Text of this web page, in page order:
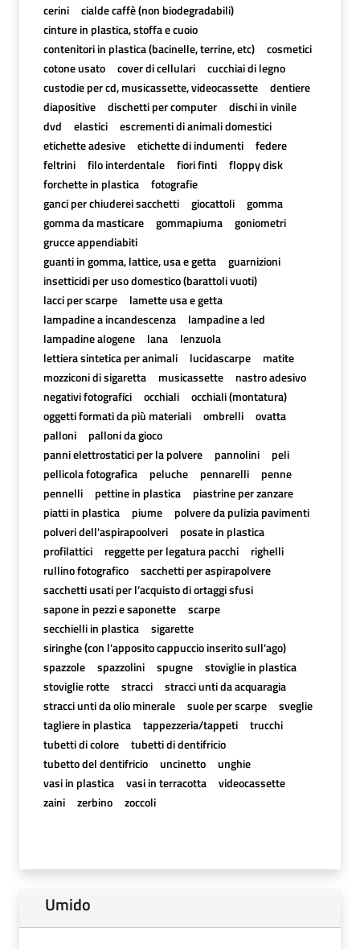
cerini
cialde caffè (non biodegradabili)
cinture in plastica, stoffa e cuoio
contenitori in plastica (bacinelle, terrine, etc)
cosmetici
cotone usato
cover di cellulari
cucchiai di legno
custodie per cd, musicassette, videocassette
dentiere
diapositive
dischetti per computer
dischi in vinile
dvd
elastici
escrementi di animali domestici
etichette adesive
etichette di indumenti
federe
feltrini
filo interdentale fiori finti
floppy disk
forchette in plastica
fotografie
ganci per chiuderei sacchetti
giocattoli
gomma
gomma da masticare
gommapiuma
goniometri
grucce appendiabiti
guanti in gomma, lattice, usa e getta
guarnizioni
insetticidi per uso domestico (barattoli vuoti)
lacci per scarpe
lamette usa e getta
lampadine a incandescenza
lampadine a led
lampadine alogene
lana
lenzuola
lettiera sintetica per animali
lucidascarpe
matite
mozziconi di sigaretta
musicassette
nastro adesivo
negativi fotografici
occhiali
occhiali (montatura)
oggetti formati da più materiali
ombrelli
ovatta
palloni
palloni da gioco
panni elettrostatici per la polvere
pannolini
peli
pellicola fotografica
peluche pennarelli
penne
pennelli
pettine in plastica
piastrine per zanzare
piatti in plastica
piume
polvere da pulizia pavimenti
polveri dell'aspirapoolveri
posate in plastica
profilattici
reggette per legatura pacchi
righelli
rullino fotografico
sacchetti per aspirapolvere
sacchetti usati per l’acquisto di ortaggi sfusi
sapone in pezzi e saponette
scarpe
secchielli in plastica
sigarette
siringhe (con l'apposito cappuccio inserito sull'ago)
spazzole
spazzolini spugne
stoviglie in plastica
stoviglie rotte
stracci
stracci unti da acquaragia
stracci unti da olio minerale
suole per scarpe
sveglie
tagliere in plastica
tappezzeria/tappeti
trucchi
tubetti di colore
tubetti di dentifricio
tubetto del dentifricio
uncinetto
unghie
vasi in plastica
vasi in terracotta
videocassette
zaini
zerbino zoccoli
Umido